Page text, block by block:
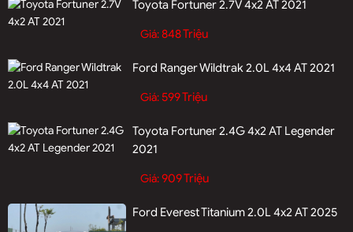
Toyota Fortuner 2.7V 4x2 AT 2021
Giá:848 Triệu
Ford Ranger Wildtrak 2.0L 4x4 AT 2021
Giá:599 Triệu
Toyota Fortuner 2.4G 4x2 AT Legender
2021
Giá:909 Triệu
Ford Everest Titanium 2.0L 4x2 AT 2025